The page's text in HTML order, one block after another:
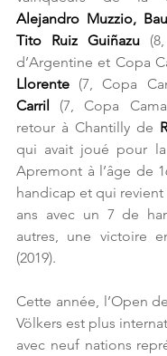
Alejandro Muzzio,
Tito Ruiz Guiñazu
d’Argentine et Copa
Llorente (7, Copa
Carril (7, Copa
retour à Chantilly de
qui avait joué pour
Apremont à l’âge de
handicap et qui revient
ans avec un 7 de
autres, une victoire
(2019).
Cette année, l’Open
Völkers est plus
avec neuf nations